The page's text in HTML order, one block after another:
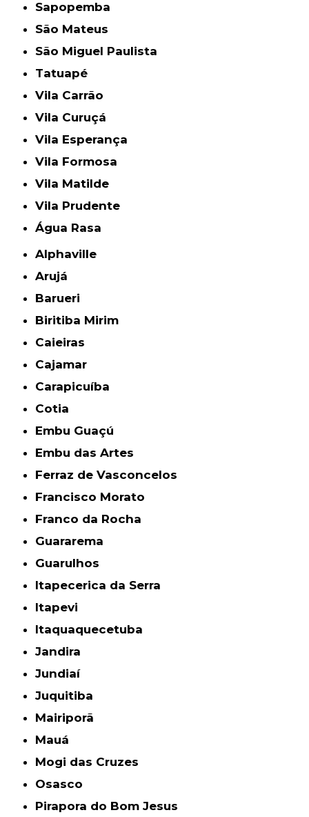
Sapopemba
São Mateus
São Miguel Paulista
Tatuapé
Vila Carrão
Vila Curuçá
Vila Esperança
Vila Formosa
Vila Matilde
Vila Prudente
Água Rasa
Alphaville
Arujá
Barueri
Biritiba Mirim
Caieiras
Cajamar
Carapicuíba
Cotia
Embu Guaçú
Embu das Artes
Ferraz de Vasconcelos
Francisco Morato
Franco da Rocha
Guararema
Guarulhos
Itapecerica da Serra
Itapevi
Itaquaquecetuba
Jandira
Jundiaí
Juquitiba
Mairiporã
Mauá
Mogi das Cruzes
Osasco
Pirapora do Bom Jesus